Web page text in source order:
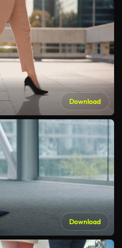
Download
Download